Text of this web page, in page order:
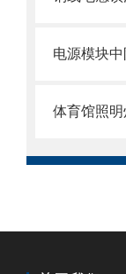
电源模块